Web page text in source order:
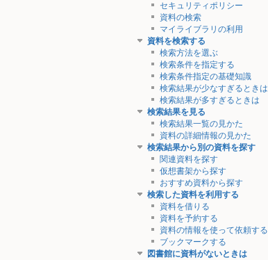
セキュリティポリシー
資料の検索
マイライブラリの利用
資料を検索する
検索方法を選ぶ
検索条件を指定する
検索条件指定の基礎知識
検索結果が少なすぎるときは
検索結果が多すぎるときは
検索結果を見る
検索結果一覧の見かた
資料の詳細情報の見かた
検索結果から別の資料を探す
関連資料を探す
仮想書架から探す
おすすめ資料から探す
検索した資料を利用する
資料を借りる
資料を予約する
資料の情報を使って依頼する
ブックマークする
図書館に資料がないときは